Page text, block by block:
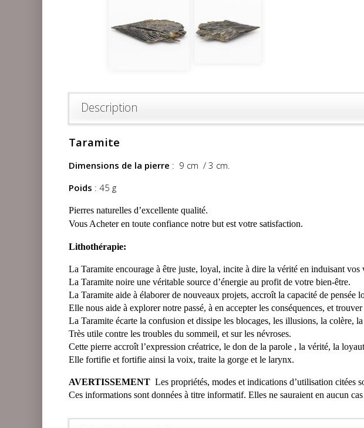
Description
Taramite
Dimensions de la pierre : 9 cm / 3 cm.
Poids : 45 g
Pierres naturelles d’excellente qualité.
Vous Acheter en toute confiance notre but est votre satisfaction.
Lithothérapie:
La Taramite encourage à être juste, loyal, incite à dire la vérité en induisant
La Taramite noire une véritable source d’énergie au profit de votre bien-être.
La Taramite aide à élaborer de nouveaux projets, accroît la capacité de pensée
Elle nous aide à explorer notre passé, à en accepter les conséquences, et
La Taramite écarte la confusion et dissipe les blocages, les illusions, la colère,
Très utile contre les troubles du sommeil, et sur les névroses.
Cette pierre accroît l’expression créatrice, le don de la parole , la vérité, la
Elle fortifie et fortifie ainsi la voix, traite la gorge et le larynx.
AVERTISSEMENT Les propriétés, modes et indications d’utilisation citées
Ces informations sont données à titre informatif. Elles ne sauraient en aucun